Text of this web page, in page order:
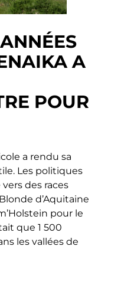
A
POUR
a rendu sa
Les politiques
des races
d’Aquitaine
pour le
que 1 500
les vallées de